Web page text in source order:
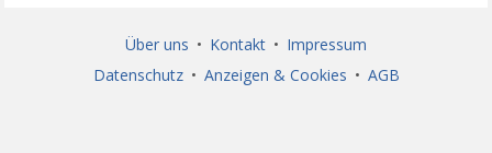
Über uns • Kontakt • Impressum
Datenschutz • Anzeigen & Cookies • AGB